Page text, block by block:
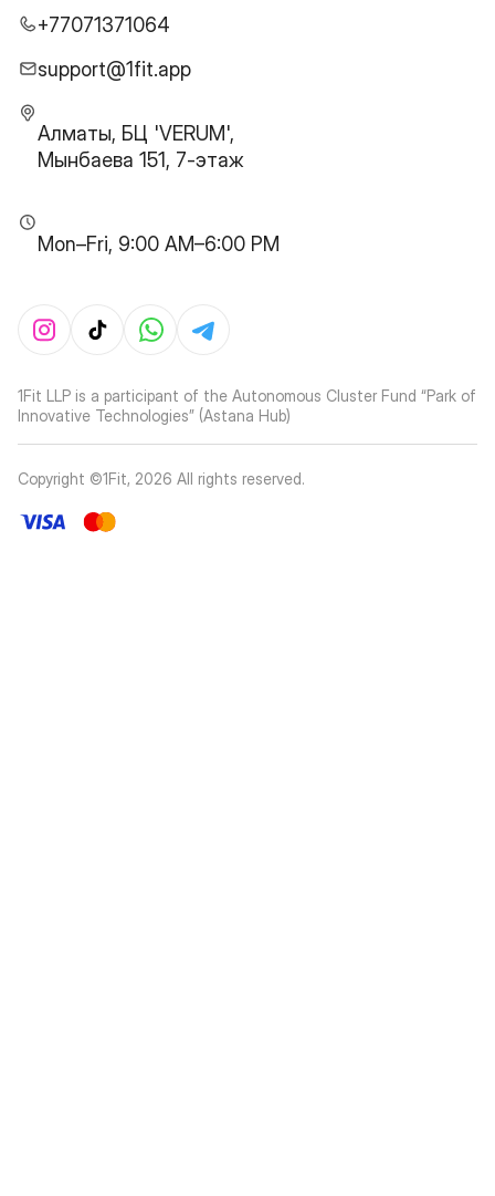
+77071371064
support@1fit.app
Алматы, БЦ 'VERUM',
Мынбаева 151, 7-этаж
Mon–Fri, 9:00 AM–6:00 PM
1Fit LLP is a participant of the Autonomous Cluster Fund “Park of
Innovative Technologies” (Astana Hub)
Copyright ©1Fit, 2026 All rights reserved.